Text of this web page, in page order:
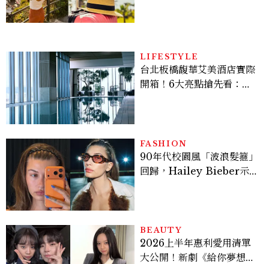
LIFESTYLE
台北板橋馥華艾美酒店實際
開箱！6大亮點搶先看：新
FASHION
90年代校園風「波浪髮箍」
回歸，Hailey Bieber示
BEAUTY
2026上半年惠利愛用清單
大公開！新劇《給你夢想》